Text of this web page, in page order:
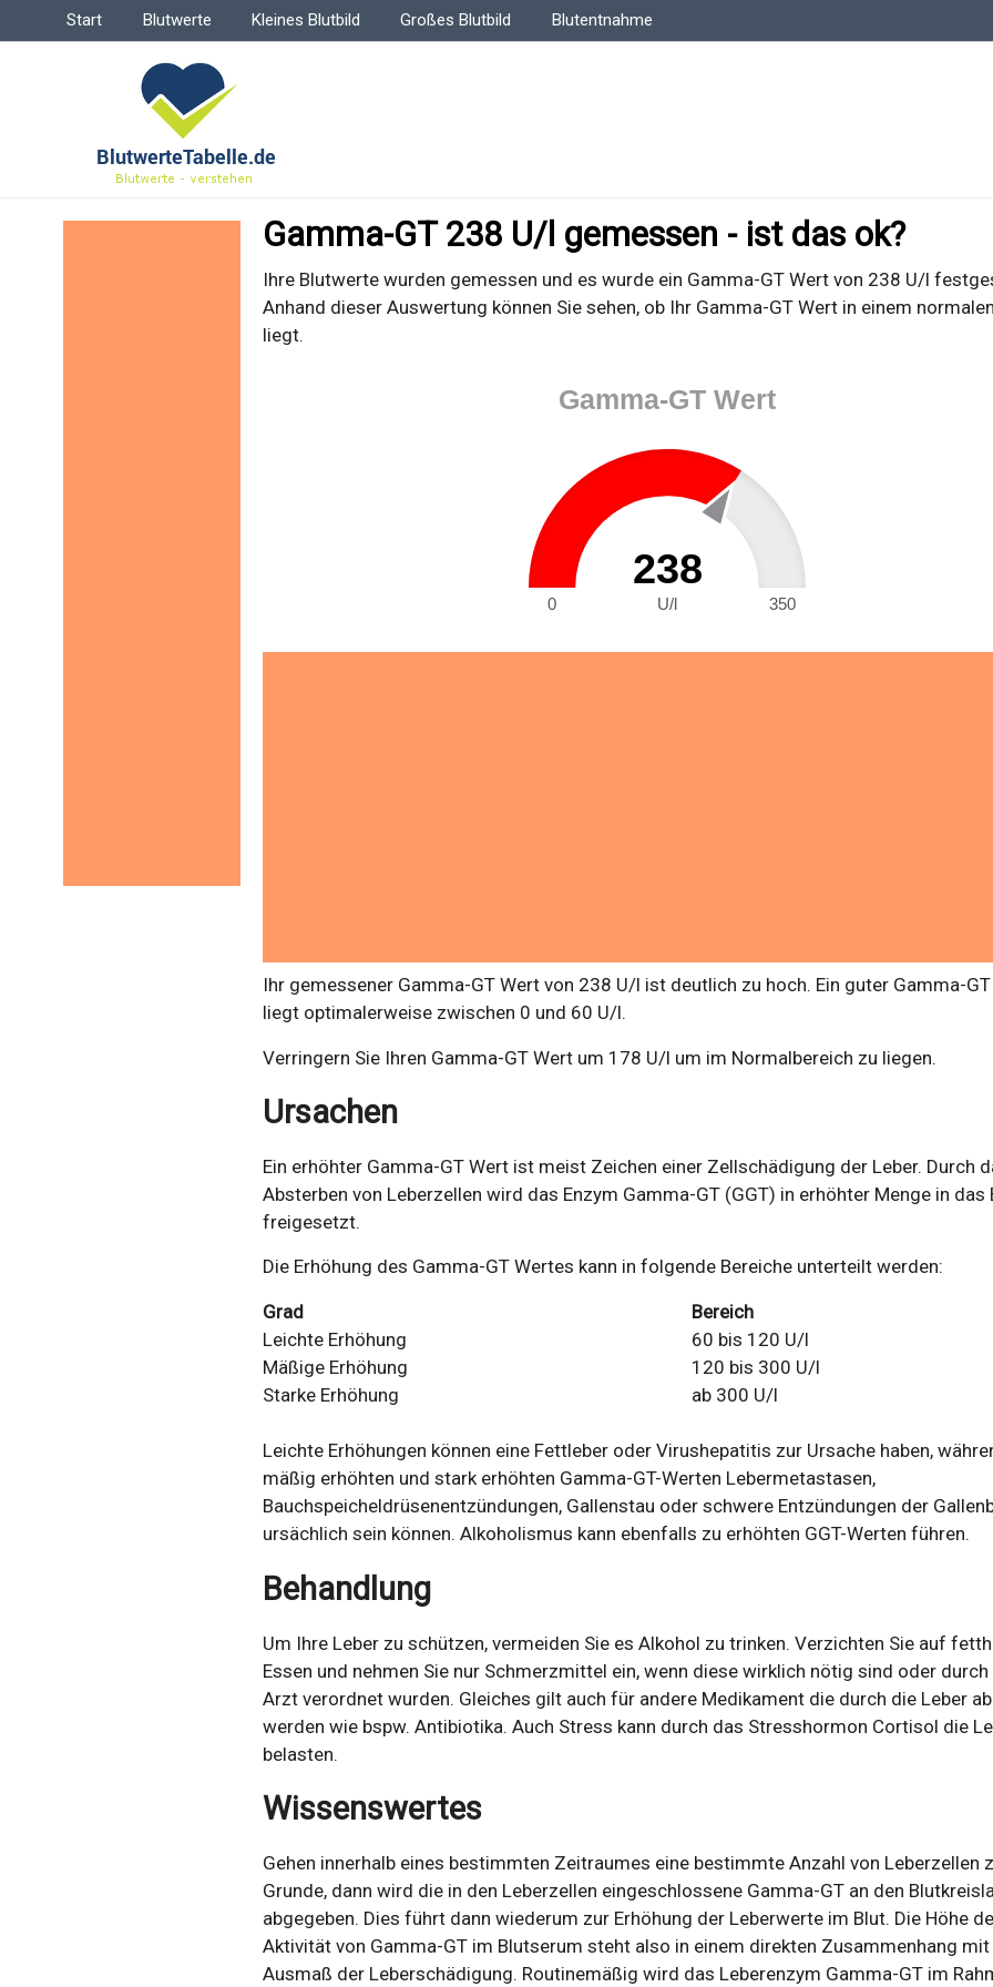
Hauptmenü
Start Blutwerte Kleines Blutbild Großes Blutbild Blutentnahme
Gamma-GT 238 U/l gemessen - ist das ok?
Ihre Blutwerte wurden gemessen und es wurde ein Gamma-GT Wert von 238 U/l
Anhand dieser Auswertung können Sie sehen, ob Ihr Gamma-GT Wert in einem
liegt.
Gamma-GT Wert
238
U/l
0 350
Ihr gemessener Gamma-GT Wert von 238 U/l ist deutlich zu hoch. Ein guter Gamma-
liegt optimalerweise zwischen 0 und 60 U/l.
Verringern Sie Ihren Gamma-GT Wert um 178 U/l um im Normalbereich zu liegen.
Ursachen
Ein erhöhter Gamma-GT Wert ist meist Zeichen einer Zellschädigung der Leber. Durch
Absterben von Leberzellen wird das Enzym Gamma-GT (GGT) in erhöhter Menge in das
freigesetzt.
Die Erhöhung des Gamma-GT Wertes kann in folgende Bereiche unterteilt werden:
Grad
Bereich
Leichte Erhöhung
60 bis 120 U/l
Mäßige Erhöhung
120 bis 300 U/l
Starke Erhöhung
ab 300 U/l
Leichte Erhöhungen können eine Fettleber oder Virushepatitis zur Ursache haben,
mäßig erhöhten und stark erhöhten Gamma-GT-Werten Lebermetastasen,
Bauchspeicheldrüsenentzündungen, Gallenstau oder schwere Entzündungen der
ursächlich sein können. Alkoholismus kann ebenfalls zu erhöhten GGT-Werten führen.
Behandlung
Um Ihre Leber zu schützen, vermeiden Sie es Alkohol zu trinken. Verzichten Sie auf
Essen und nehmen Sie nur Schmerzmittel ein, wenn diese wirklich nötig sind oder durch
Arzt verordnet wurden. Gleiches gilt auch für andere Medikament die durch die Leber
werden wie bspw. Antibiotika. Auch Stress kann durch das Stresshormon Cortisol die
belasten.
Wissenswertes
Gehen innerhalb eines bestimmten Zeitraumes eine bestimmte Anzahl von Leberzellen
Grunde, dann wird die in den Leberzellen eingeschlossene Gamma-GT an den
abgegeben. Dies führt dann wiederum zur Erhöhung der Leberwerte im Blut. Die Höhe
Aktivität von Gamma-GT im Blutserum steht also in einem direkten Zusammenhang
Ausmaß der Leberschädigung. Routinemäßig wird das Leberenzym Gamma-GT im